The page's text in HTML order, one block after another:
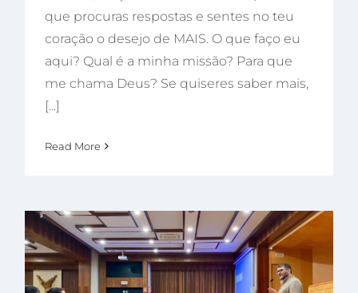
que procuras respostas e sentes no teu
coração o desejo de MAIS. O que faço eu
aqui? Qual é a minha missão? Para que
me chama Deus? Se quiseres saber mais,
[...]
Read More